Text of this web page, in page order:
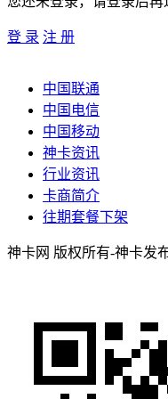
登 录 注 册
中国联通
中国电信
中国移动
神卡资讯
行业资讯
卡商简介
往期套餐下架
神卡网 版权所有-神卡发